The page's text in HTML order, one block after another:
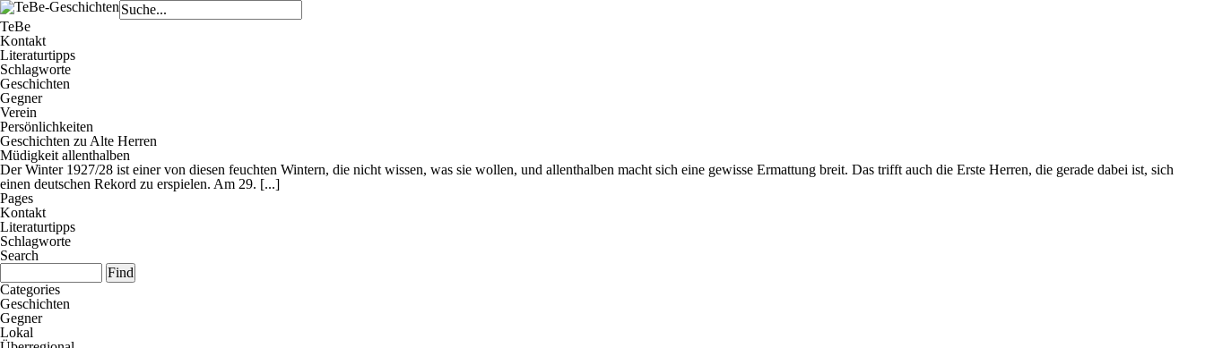
TeBe
Kontakt
Literaturtipps
Schlagworte
Geschichten
Gegner
Verein
Persönlichkeiten
Geschichten zu Alte Herren
Müdigkeit allenthalben
Der Winter 1927/28 ist einer von diesen feuchten Wintern, die nicht wissen, was sie wollen, und allenthalben macht sich eine gewisse Ermattung breit. Das trifft auch die Erste Herren, die gerade dabei ist, sich
einen deutschen Rekord zu erspielen. Am 29. [...]
Pages
Kontakt
Literaturtipps
Schlagworte
Search
Categories
Geschichten
Gegner
Lokal